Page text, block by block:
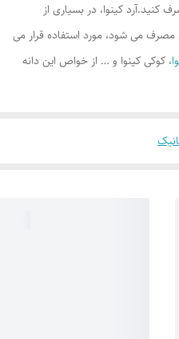
کینوا، در بسیاری از
مصرف می شود، مورد استفاده قرار می
، کوکی کینوا و … از خواص این دانه